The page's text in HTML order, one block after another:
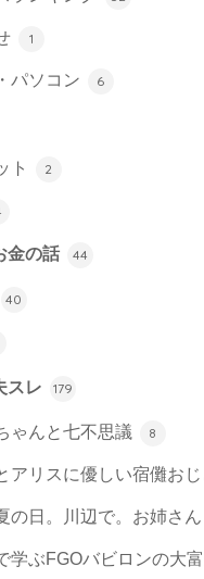
1
パソコン 6
ト 2
金の話 44
40
スレ 179
ゃんと七不思議 8
アリスに優しい宿儺お
の日。川辺で。お姉さん
学ぶFGOバビロンの大